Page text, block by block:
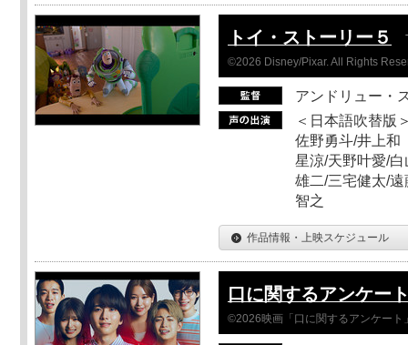
トイ・ストーリー５
©2026 Disney/Pixar. All Rights
アンドリュー・
＜日本語吹替版
佐野勇斗/井上和
星涼/天野叶愛/
雄二/三宅健太/
智之
作品情報・上映スケジュール
口に関するアンケー
©2026映画「口に関するアンケート